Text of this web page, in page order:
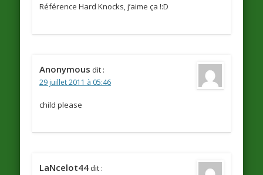
Référence Hard Knocks, j’aime ça !:D
Anonymous dit :
29 juillet 2011 à 05:46
child please
LaNcelot44 dit :